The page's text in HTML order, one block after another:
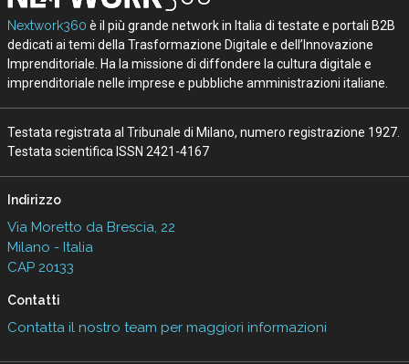
Nextwork360 è il più grande network in Italia di testate e portali B2B
dedicati ai temi della Trasformazione Digitale e dell’Innovazione
Imprenditoriale. Ha la missione di diffondere la cultura digitale e
imprenditoriale nelle imprese e pubbliche amministrazioni italiane.
Testata registrata al Tribunale di Milano, numero registrazione 1927.
Testata scientifica ISSN 2421-4167
Indirizzo
Via Moretto da Brescia, 22
Milano - Italia
CAP 20133
Contatti
Contatta il nostro team per maggiori informazioni